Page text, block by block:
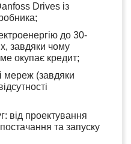
Drives із
до 30-
завдяки чому
окупає кредит;
мереж (завдяки
від проектування
та запуску